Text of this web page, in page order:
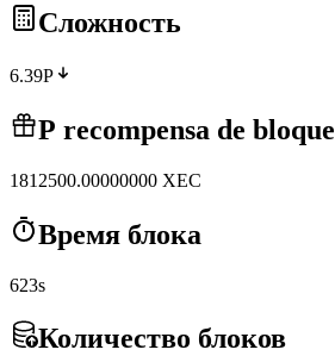
Сложность
6.39P
Р recompensa de bloque
1812500.00000000 XEC
Время блока
623s
Количество блоков